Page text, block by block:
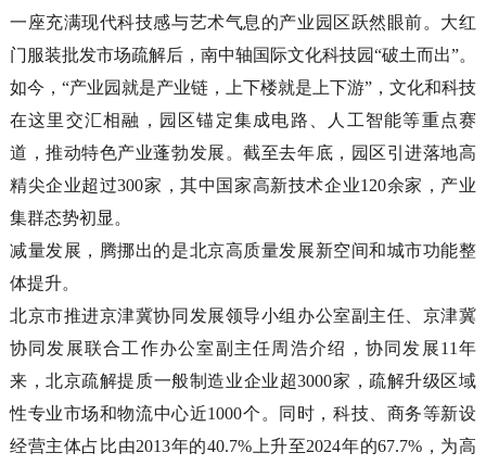
一座充满现代科技感与艺术气息的产业园区跃然眼前。大红
门服装批发市场疏解后，南中轴国际文化科技园“破土而出”。
如今，“产业园就是产业链，上下楼就是上下游”，文化和科技
在这里交汇相融，园区锚定集成电路、人工智能等重点赛
道，推动特色产业蓬勃发展。截至去年底，园区引进落地高
精尖企业超过300家，其中国家高新技术企业120余家，产业
集群态势初显。
减量发展，腾挪出的是北京高质量发展新空间和城市功能整
体提升。
北京市推进京津冀协同发展领导小组办公室副主任、京津冀
协同发展联合工作办公室副主任周浩介绍，协同发展11年
来，北京疏解提质一般制造业企业超3000家，疏解升级区域
性专业市场和物流中心近1000个。同时，科技、商务等新设
经营主体占比由2013年的40.7%上升至2024年的67.7%，为高